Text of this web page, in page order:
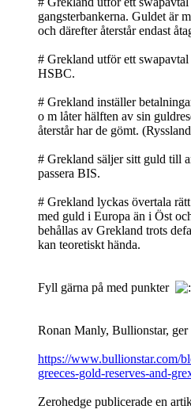
gangsterbankerna. Guldet är
och därefter återstår endast
# Grekland utför ett
HSBC.
# Grekland inställer
o m låter hälften av sin
återstår har de gömt.
# Grekland säljer sitt guld till
passera BIS.
# Grekland lyckas övertala
med guld i Europa än i Öst
behållas av Grekland trots
kan teoretiskt hända.
Fyll gärna på med punkter
Ronan Manly, Bullionstar,
https://www.bullionstar.com/
greeces-gold-reserves-and-
Zerohedge publicerade en